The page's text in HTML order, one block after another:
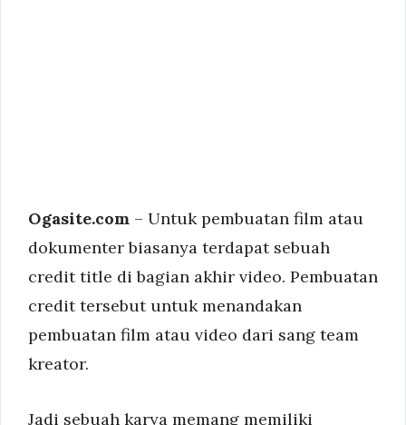
Ogasite.com – Untuk pembuatan film atau
dokumenter biasanya terdapat sebuah
credit title di bagian akhir video. Pembuatan
credit tersebut untuk menandakan
pembuatan film atau video dari sang team
kreator.
Jadi sebuah karya memang memiliki